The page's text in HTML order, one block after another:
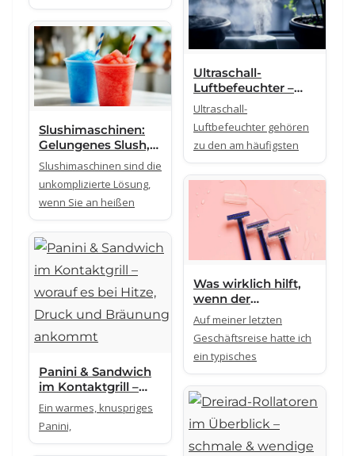
Ultraschall-
Luftbefeuchter –
Technik,
Unterschiede und
Grenzen
verständlich erklärt
Ultraschall-
Luftbefeuchter gehören
zu den am häufigsten
Slushimaschinen:
Gelungenes Slush,
Party und
Gastronomie-
Lösungen
Slushimaschinen sind die
unkomplizierte Lösung,
wenn Sie an heißen
Was wirklich hilft,
wenn der
Einwegrasierer
stumpf ist –
einfache Methoden
für unterwegs
Auf meiner letzten
Geschäftsreise hatte ich
ein typisches
Panini & Sandwich
im Kontaktgrill –
worauf es bei Hitze,
Druck und
Bräunung
ankommt
Ein warmes, knuspriges
Panini,